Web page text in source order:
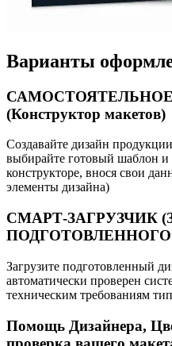
Варианты
(Конструктор макетов)
Создавайте дизайн
выбирайте готовый шаблон и
конструкторе, внося свои
элементы дизайна)
СМАРТ-ЗАГРУЗЧИК
Загрузите подготовленный
автоматически проверен
техническим требованиям
Помощь Дизайнера,